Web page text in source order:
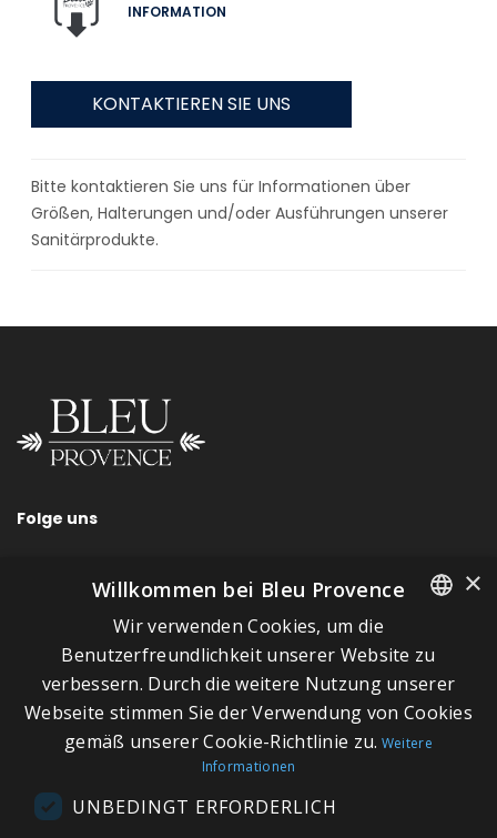
INFORMATION
KONTAKTIEREN SIE UNS
Bitte kontaktieren Sie uns für Informationen über
Größen, Halterungen und/oder Ausführungen unserer
Sanitärprodukte.
Folge uns
SCHNELLLINKS
Über Bleu Provence
Impressum
Geschäftsbedingungen
Kontaktieren Sie uns
FRENCH
ITALIAN
×
Willkommen bei Bleu Provence
Wir verwenden Cookies, um die
Benutzerfreundlichkeit unserer Website zu
verbessern. Durch die weitere Nutzung unserer
Webseite stimmen Sie der Verwendung von Cookies
gemäß unserer Cookie-Richtlinie zu. Weitere
Informationen
UNBEDINGT ERFORDERLICH